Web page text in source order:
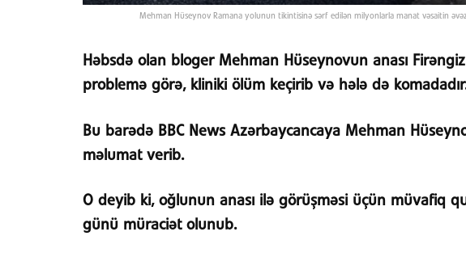
Mehman Hüseynov Ramana yolunun tikintisinə sərf edilən milyonlarla manat vəsaitin
Həbsdə olan bloger Mehman Hüseynovun anası
problemə görə, kliniki ölüm keçirib və hələ də
Bu barədə BBC News Azərbaycancaya Mehman
məlumat verib.
O deyib ki, oğlunun anası ilə görüşməsi üçün müvafiq
günü müraciət olunub.